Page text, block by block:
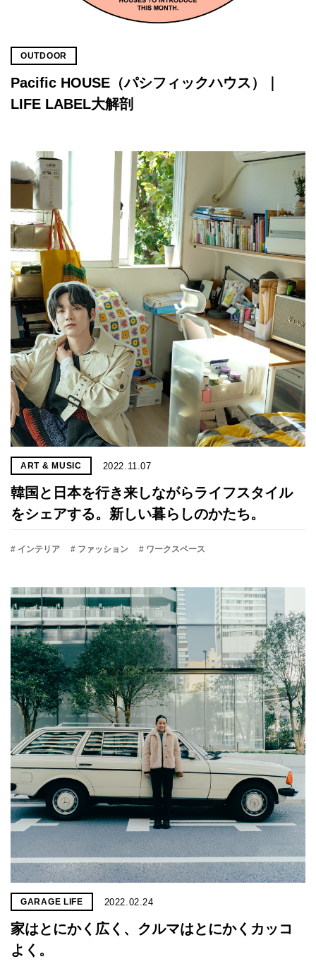
OUTDOOR
Pacific HOUSE（パシフィックハウス）｜
LIFE LABEL大解剖
ART & MUSIC 2022.11.07
韓国と日本を行き来しながらライフスタイル
をシェアする。新しい暮らしのかたち。
# インテリア # ファッション # ワークスペース
GARAGE LIFE 2022.02.24
家はとにかく広く、クルマはとにかくカッコ
よく。